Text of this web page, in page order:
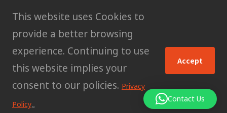
© All rights reserved HK POWER CLUB
LIMITED |
Privacy Policy
This website uses Cookies to
provide a better browsing
experience. Continuing to use
this website implies your
consent to our policies. Privacy
Policy。
Accept
Contact Us